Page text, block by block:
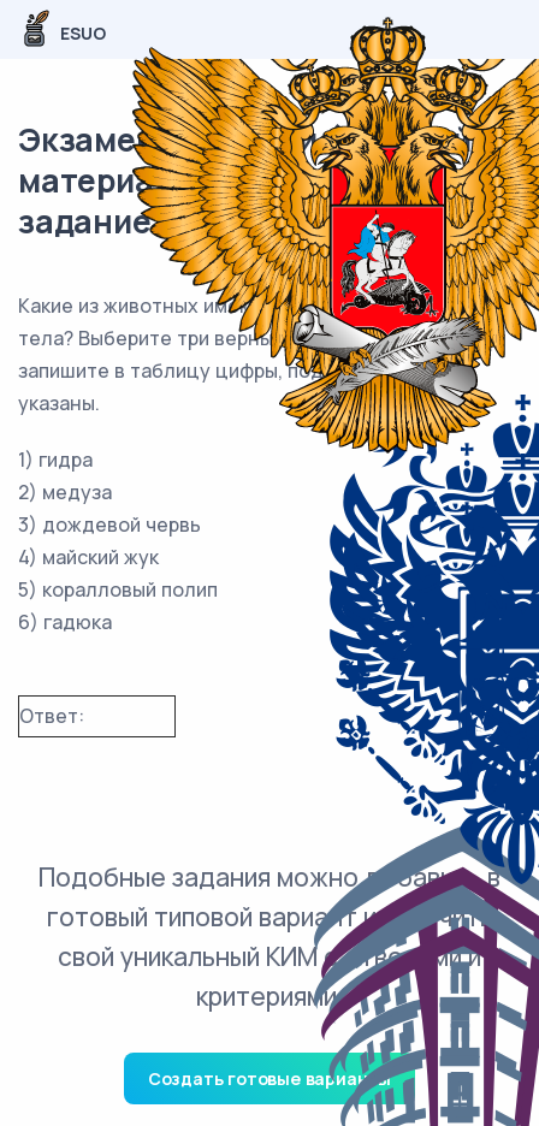
ESUO
Экзаменационный (типовой)
материал ОГЭ / Биология / 09
задание (24) / 61
Какие из животных имеют лучевую симметрию
тела? Выберите три верных ответа из шести и
запишите в таблицу цифры, под которыми они
указаны.
1) гидра
2) медуза
3) дождевой червь
4) майский жук
5) коралловый полип
6) гадюка
Ответ:
Подобные задания можно добавить в
готовый типовой вариант и получить
свой уникальный КИМ с ответами и
критериями.
Создать готовые варианты